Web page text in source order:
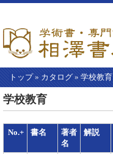
トップ» カタログ » 学校教育
【こ
こ
ら
本
学校教育
No.+ 書名
著者
名
解説